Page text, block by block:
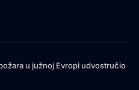
u južnoj Evropi udvostručio